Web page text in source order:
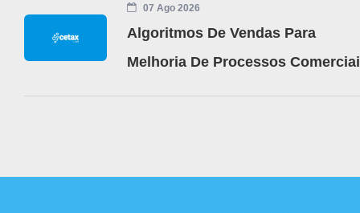
07 Ago 2026
Algoritmos De Vendas Para
Melhoria De Processos